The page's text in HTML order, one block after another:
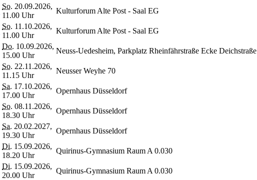
So. 20.09.2026,
11.00 Uhr
Kulturforum Alte Post - Saal EG
So. 11.10.2026,
11.00 Uhr
Kulturforum Alte Post - Saal EG
Do. 10.09.2026,
15.00 Uhr
Neuss-Uedesheim, Parkplatz Rheinfährstraße Ecke Deichstraße
So. 22.11.2026,
11.15 Uhr
Neusser Weyhe 70
Sa. 17.10.2026,
17.00 Uhr
Opernhaus Düsseldorf
So. 08.11.2026,
18.30 Uhr
Opernhaus Düsseldorf
Sa. 20.02.2027,
19.30 Uhr
Opernhaus Düsseldorf
Di. 15.09.2026,
18.20 Uhr
Quirinus-Gymnasium Raum A 0.030
Di. 15.09.2026,
20.00 Uhr
Quirinus-Gymnasium Raum A 0.030